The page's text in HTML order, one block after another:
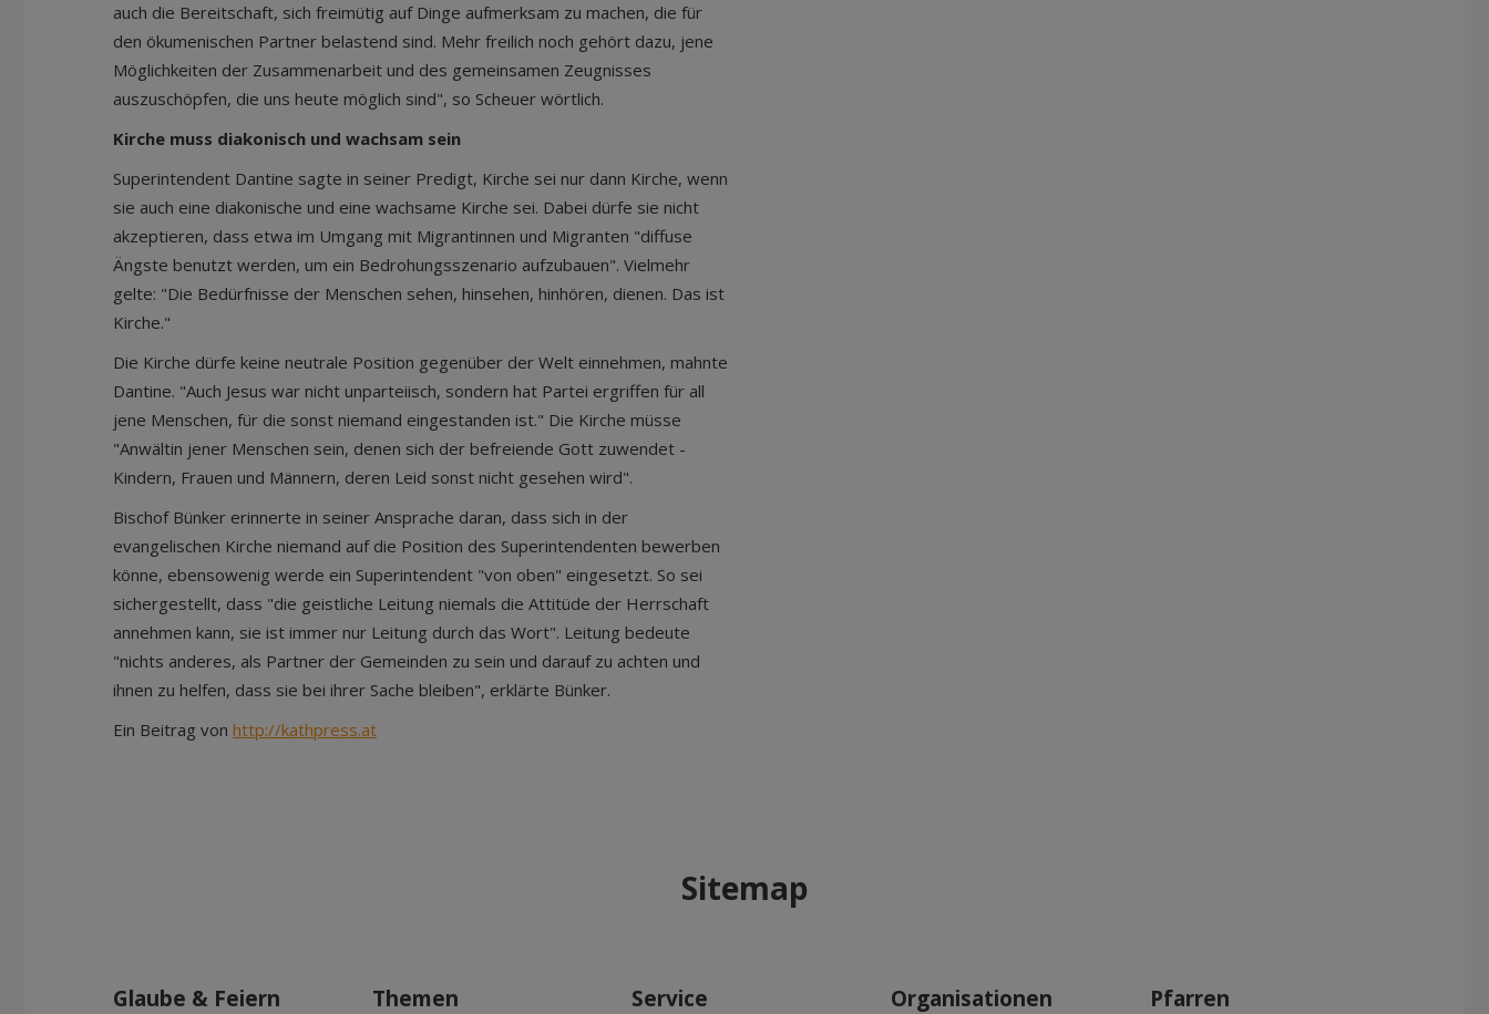
auch die Bereitschaft, sich freimütig auf Dinge aufmerksam zu machen, die für
den ökumenischen Partner belastend sind. Mehr freilich noch gehört dazu, jene
Möglichkeiten der Zusammenarbeit und des gemeinsamen Zeugnisses
auszuschöpfen, die uns heute möglich sind", so Scheuer wörtlich.
Kirche muss diakonisch und wachsam sein
Superintendent Dantine sagte in seiner Predigt, Kirche sei nur dann Kirche, wenn
sie auch eine diakonische und eine wachsame Kirche sei. Dabei dürfe sie nicht
akzeptieren, dass etwa im Umgang mit Migrantinnen und Migranten "diffuse
Ängste benutzt werden, um ein Bedrohungsszenario aufzubauen". Vielmehr
gelte: "Die Bedürfnisse der Menschen sehen, hinsehen, hinhören, dienen. Das ist
Kirche."
Die Kirche dürfe keine neutrale Position gegenüber der Welt einnehmen, mahnte
Dantine. "Auch Jesus war nicht unparteiisch, sondern hat Partei ergriffen für all
jene Menschen, für die sonst niemand eingestanden ist." Die Kirche müsse
"Anwältin jener Menschen sein, denen sich der befreiende Gott zuwendet -
Kindern, Frauen und Männern, deren Leid sonst nicht gesehen wird".
Bischof Bünker erinnerte in seiner Ansprache daran, dass sich in der
evangelischen Kirche niemand auf die Position des Superintendenten bewerben
könne, ebensowenig werde ein Superintendent "von oben" eingesetzt. So sei
sichergestellt, dass "die geistliche Leitung niemals die Attitüde der Herrschaft
annehmen kann, sie ist immer nur Leitung durch das Wort". Leitung bedeute
"nichts anderes, als Partner der Gemeinden zu sein und darauf zu achten und
ihnen zu helfen, dass sie bei ihrer Sache bleiben", erklärte Bünker.
Ein Beitrag von http://kathpress.at
Sitemap
Glaube & Feiern Themen Service Organisationen Pfarren